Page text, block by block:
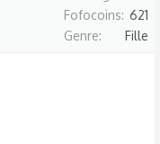
Fofocoins 621
Genre
Fille